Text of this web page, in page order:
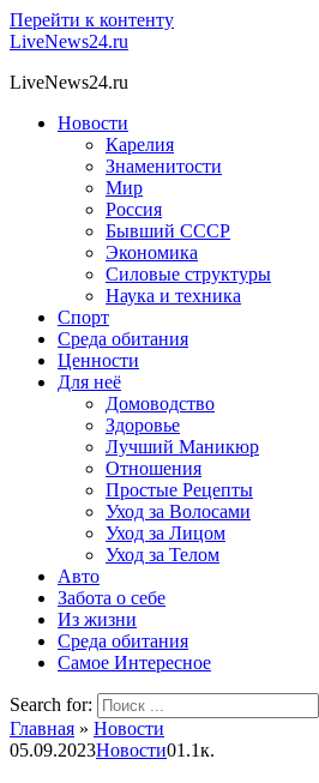
Перейти к контенту
LiveNews24.ru
LiveNews24.ru
Новости
Карелия
Знаменитости
Мир
Россия
Бывший СССР
Экономика
Силовые структуры
Наука и техника
Спорт
Среда обитания
Ценности
Для неё
Домоводство
Здоровье
Лучший Маникюр
Отношения
Простые Рецепты
Уход за Волосами
Уход за Лицом
Уход за Телом
Авто
Забота о себе
Из жизни
Среда обитания
Самое Интересное
Search for:
Главная » Новости
05.09.2023Новости01.1к.